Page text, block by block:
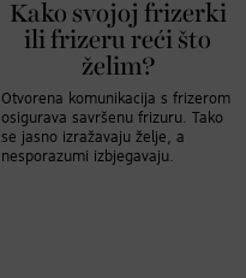
Kako svojoj frizerki
ili frizeru reći što
želim?
Otvorena komunikacija s frizerom
osigurava savršenu frizuru. Tako
se jasno izražavaju želje, a
nesporazumi izbjegavaju.